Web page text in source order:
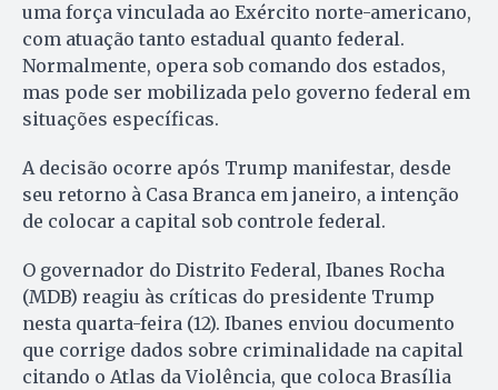
uma força vinculada ao Exército norte-americano,
com atuação tanto estadual quanto federal.
Normalmente, opera sob comando dos estados,
mas pode ser mobilizada pelo governo federal em
situações específicas.
A decisão ocorre após Trump manifestar, desde
seu retorno à Casa Branca em janeiro, a intenção
de colocar a capital sob controle federal.
O governador do Distrito Federal, Ibanes Rocha
(MDB) reagiu às críticas do presidente Trump
nesta quarta-feira (12). Ibanes enviou documento
que corrige dados sobre criminalidade na capital
citando o Atlas da Violência, que coloca Brasília